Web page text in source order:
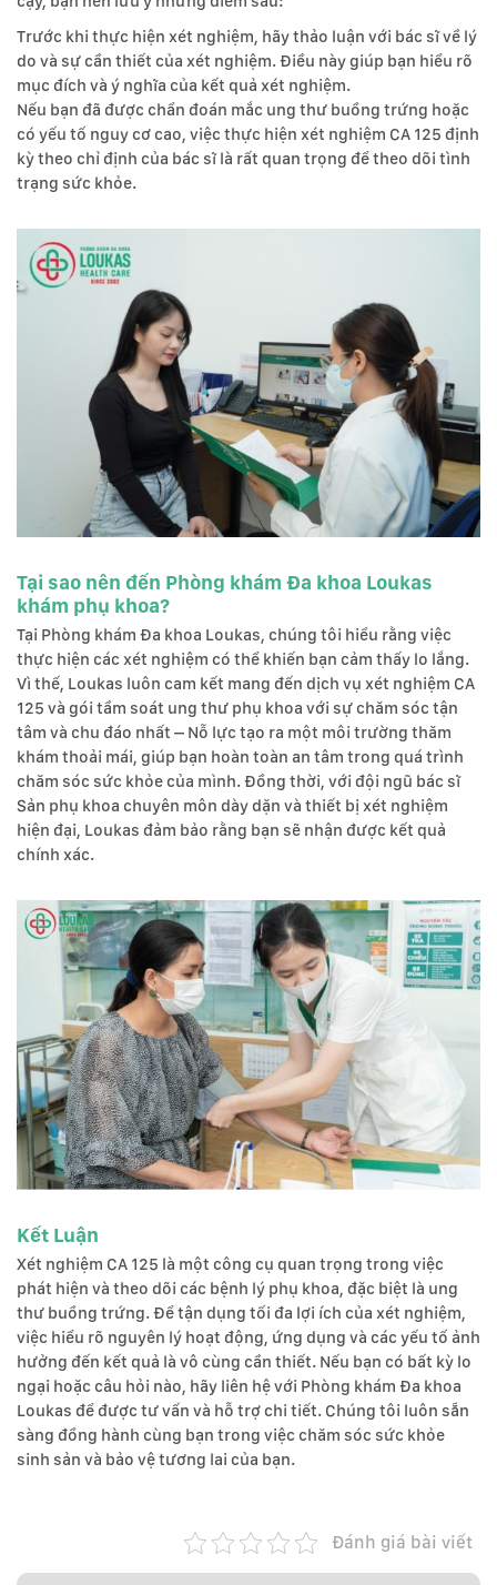
Trước khi thực hiện xét nghiệm, hãy thảo luận với bác sĩ về lý
do và sự cần thiết của xét nghiệm. Điều này giúp bạn hiểu rõ
mục đích và ý nghĩa của kết quả xét nghiệm.
Nếu bạn đã được chẩn đoán mắc ung thư buồng trứng hoặc
có yếu tố nguy cơ cao, việc thực hiện xét nghiệm CA 125 định
kỳ theo chỉ định của bác sĩ là rất quan trọng để theo dõi tình
trạng sức khỏe.
Tại sao nên đến Phòng khám Đa khoa Loukas
khám phụ khoa?
Tại Phòng khám Đa khoa Loukas, chúng tôi hiểu rằng việc
thực hiện các xét nghiệm có thể khiến bạn cảm thấy lo lắng.
Vì thế, Loukas luôn cam kết mang đến dịch vụ xét nghiệm CA
125 và gói tầm soát ung thư phụ khoa với sự chăm sóc tận
tâm và chu đáo nhất – Nỗ lực tạo ra một môi trường thăm
khám thoải mái, giúp bạn hoàn toàn an tâm trong quá trình
chăm sóc sức khỏe của mình. Đồng thời, với đội ngũ bác sĩ
Sản phụ khoa chuyên môn dày dặn và thiết bị xét nghiệm
hiện đại, Loukas đảm bảo rằng bạn sẽ nhận được kết quả
chính xác.
Kết Luận
Xét nghiệm CA 125 là một công cụ quan trọng trong việc
phát hiện và theo dõi các bệnh lý phụ khoa, đặc biệt là ung
thư buồng trứng. Để tận dụng tối đa lợi ích của xét nghiệm,
việc hiểu rõ nguyên lý hoạt động, ứng dụng và các yếu tố ảnh
hưởng đến kết quả là vô cùng cần thiết. Nếu bạn có bất kỳ lo
ngại hoặc câu hỏi nào, hãy liên hệ với Phòng khám Đa khoa
Loukas để được tư vấn và hỗ trợ chi tiết. Chúng tôi luôn sẵn
sàng đồng hành cùng bạn trong việc chăm sóc sức khỏe
sinh sản và bảo vệ tương lai của bạn.
Đánh giá bài viết